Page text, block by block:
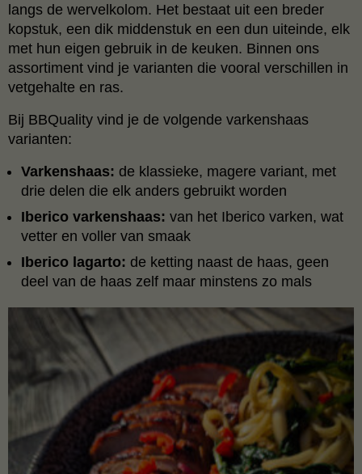
langs de wervelkolom. Het bestaat uit een breder
kopstuk, een dik middenstuk en een dun uiteinde, elk
met hun eigen gebruik in de keuken. Binnen ons
assortiment vind je varianten die vooral verschillen in
vetgehalte en ras.
Bij BBQuality vind je de volgende varkenshaas
varianten:
Varkenshaas: de klassieke, magere variant, met
drie delen die elk anders gebruikt worden
Iberico varkenshaas: van het Iberico varken, wat
vetter en voller van smaak
Iberico lagarto: de ketting naast de haas, geen
deel van de haas zelf maar minstens zo mals